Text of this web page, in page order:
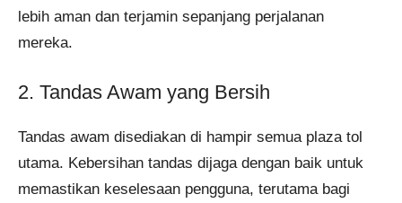
lebih aman dan terjamin sepanjang perjalanan
mereka.
2. Tandas Awam yang Bersih
Tandas awam disediakan di hampir semua plaza tol
utama. Kebersihan tandas dijaga dengan baik untuk
memastikan keselesaan pengguna, terutama bagi